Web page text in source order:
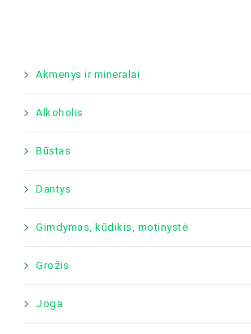
Akmenys ir mineralai
Alkoholis
Būstas
Dantys
Gimdymas, kūdikis, motinystė
Grožis
Joga